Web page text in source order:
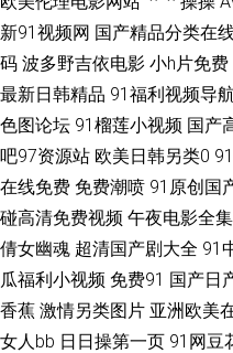
福利资源站 欧美性猛交一区二区
bt之家最新网站地址 国产性爱网
91丝袜在线 豆花官网进入免费 九
玖玖 福利姬51 色综合性爱 91超
航 五月天成人导航 91视频在线播
费福利网站大全 天美免费视频 91
新91视频网 国产精品分类在
码 波多野吉依电影 小h片免费
最新日韩精品 91福利视频导
色图论坛 91榴莲小视频 国产
吧97资源站 欧美日韩另类0
在线免费 免费潮喷 91原创国
碰高清免费视频 午夜电影全集
倩女幽魂 超清国产剧大全 91
瓜福利小视频 免费91 国产日
香蕉 激情另类图片 亚洲欧美
女人bb 日日操第一页 91网豆